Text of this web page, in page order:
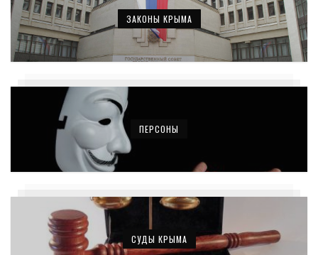
ЗАКОНЫ КРЫМА
ПЕРСОНЫ
СУДЫ КРЫМА